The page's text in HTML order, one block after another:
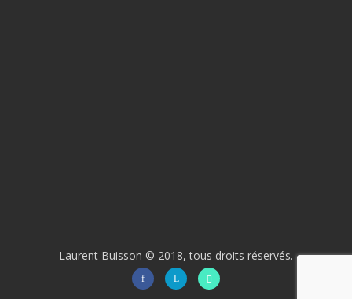
Laurent Buisson © 2018, tous droits réservés.